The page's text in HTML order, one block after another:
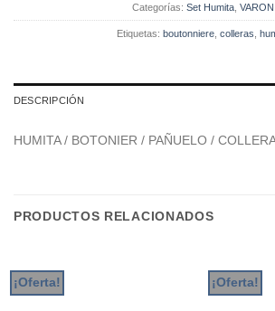
Categorías: Set Humita, VARON
Etiquetas: boutonniere colleras
DESCRIPCIÓN
HUMITA / BOTONIER / PAÑUELO /
PRODUCTOS RELACIONADOS
¡Oferta! ¡Oferta!